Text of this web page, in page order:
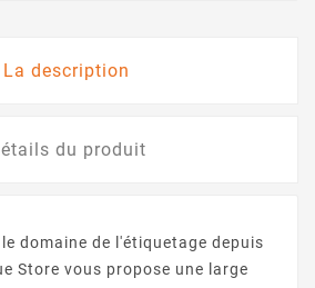
La description
du produit
domaine de l'étiquetage depuis
Store vous propose une large